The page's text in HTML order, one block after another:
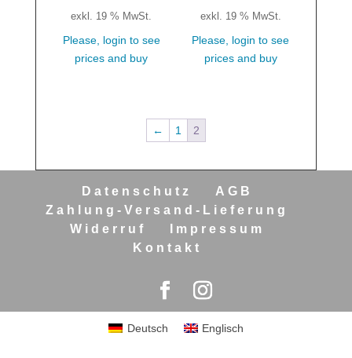
exkl. 19 % MwSt.
Please, login to see
prices and buy
exkl. 19 % MwSt.
Please, login to see
prices and buy
← 1 2
Datenschutz
AGB
Zahlung-Versand-Lieferung
Widerruf
Impressum
Kontakt
Deutsch Englisch